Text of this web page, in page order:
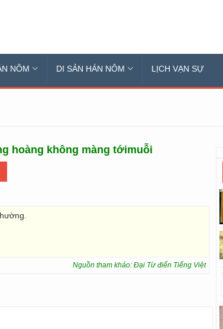
NÔM DI SẢN HÁN NÔM LỊCH VẠN SỰ
hoàng không màng tớimuỗi
Nguồn tham khảo: Đại Từ điển Tiếng Việt